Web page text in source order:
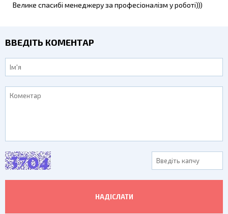
Велике спасибі менеджеру за професіоналізм у роботі)))
ВВЕДІТЬ КОМЕНТАР